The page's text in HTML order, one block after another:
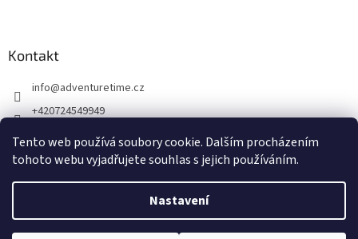
Tento web používá soubory cookie. Dalším procházením
tohoto webu vyjadřujete souhlas s jejich používáním.
Nastavení
Kontakt
info@adventuretime.cz
+420724549949
+420606618099
Vytvořil Shoptet